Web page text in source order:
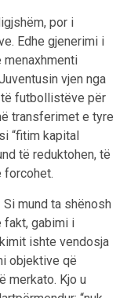
por i
Edhe gjenerimi i
vjen nga
futbollistëve për
transferimet e tyre
“fitim kapital
të reduktohen, të
forcohet.
mund ta shënosh
fakt, gabimi i
ishte vendosja
objektive që
merkato. Kjo u